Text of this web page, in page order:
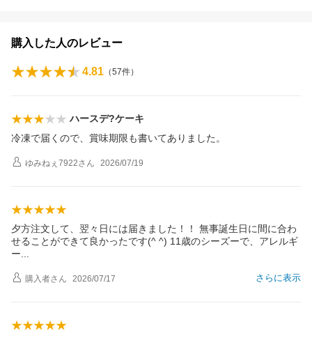
購入した人のレビュー
4.81 （57件）
ハースデ?ケーキ
冷凍で届くので、賞味期限も書いてありました。
ゆみねぇ7922さん 2026/07/19
夕方注文して、翌々日には届きました！！ 無事誕生日に間に合わ
せることができて良かったです(^ ^) 11歳のシーズーで、アレルギ
ー
さらに表示
購入者さん 2026/07/17